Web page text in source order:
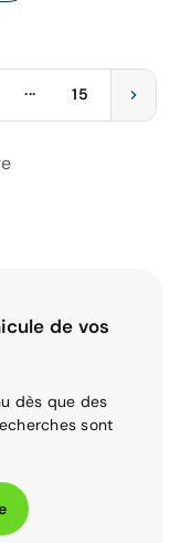
... 15
de vos
dès que des
sont